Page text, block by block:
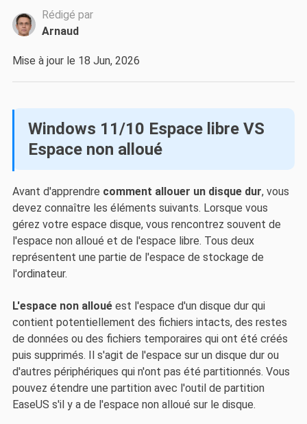
Rédigé par
Arnaud
Mise à jour le 18 Jun, 2026
Windows 11/10 Espace libre VS
Espace non alloué
Avant d'apprendre comment allouer un disque dur, vous
devez connaître les éléments suivants. Lorsque vous
gérez votre espace disque, vous rencontrez souvent de
l'espace non alloué et de l'espace libre. Tous deux
représentent une partie de l'espace de stockage de
l'ordinateur.
L'espace non allouéest l'espace d'un disque dur qui
contient potentiellement des fichiers intacts, des restes
de données ou des fichiers temporaires qui ont été créés
puis supprimés. Il s'agit de l'espace sur un disque dur ou
d'autres périphériques qui n'ont pas été partitionnés. Vous
pouvez étendre une partition avec l'outil de partition
EaseUS s'il y a de l'espace non alloué sur le disque.